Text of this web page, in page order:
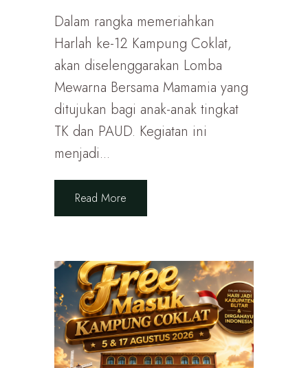
Dalam rangka memeriahkan
Harlah ke-12 Kampung Coklat,
akan diselenggarakan Lomba
Mewarna Bersama Mamamia yang
ditujukan bagi anak-anak tingkat
TK dan PAUD. Kegiatan ini
menjadi...
Read More